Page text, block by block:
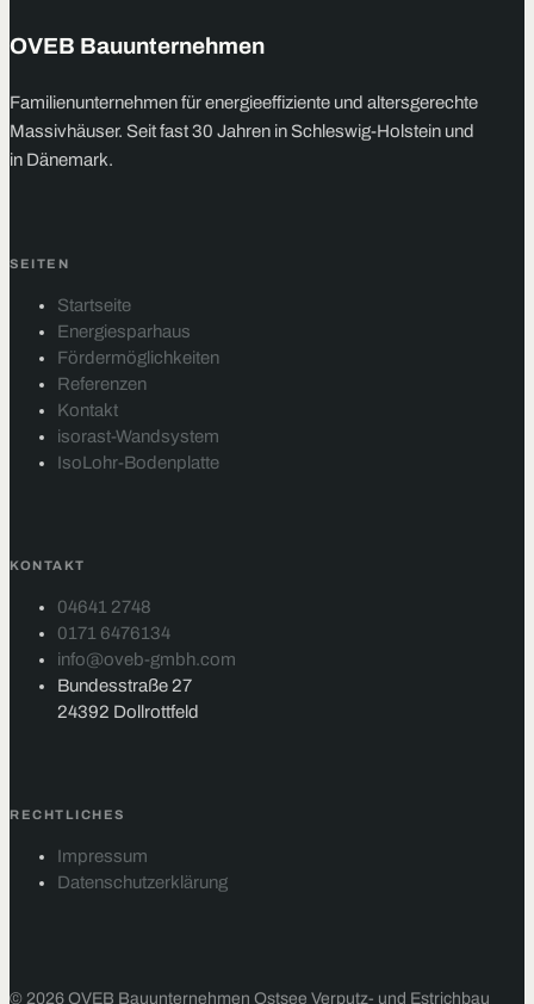
OVEB Bauunternehmen
Familienunternehmen für energieeffiziente und altersgerechte
Massivhäuser. Seit fast 30 Jahren in Schleswig-Holstein und
in Dänemark.
SEITEN
Startseite
Energiesparhaus
Fördermöglichkeiten
Referenzen
Kontakt
isorast-Wandsystem
IsoLohr-Bodenplatte
KONTAKT
04641 2748
0171 6476134
info@oveb-gmbh.com
Bundesstraße 27
24392 Dollrottfeld
RECHTLICHES
Impressum
Datenschutzerklärung
© 2026 OVEB Bauunternehmen Ostsee Verputz- und Estrichbau